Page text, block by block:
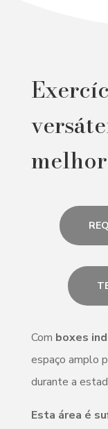
Com boxes
espaço amplo
durante a
Esta área é